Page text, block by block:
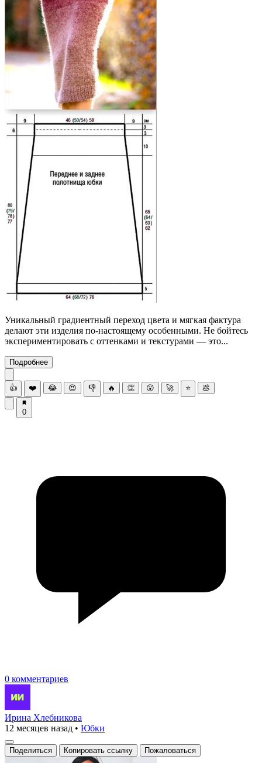
Уникальный градиентный переход цвета и мягкая фактура
делают эти изделия по-настоящему особенными. Не бойтесь
экспериментировать с оттенками и текстурами — это...
Подробнее
👍 ❤️ 😂 😍 👎 🔥 👏 😮 🚀 ⭐ 💩
0
0 комментариев
Ирина Хлебникова
12 месяцев назад • Юбки
Поделиться Копировать ссылку Пожаловаться